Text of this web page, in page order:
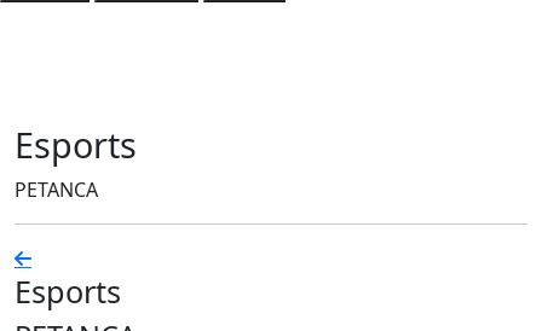
Esports
PETANCA
Esports